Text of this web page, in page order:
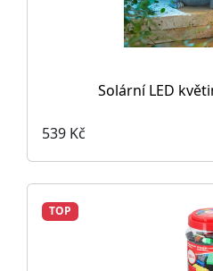
Solární LED
539 Kč
TOP